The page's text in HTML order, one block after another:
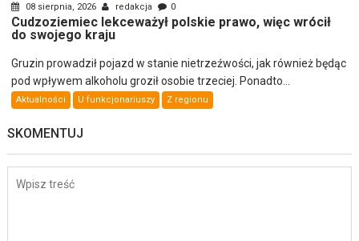
08 sierpnia, 2026 redakcja 0
Cudzoziemiec lekceważył polskie prawo, więc wrócił
do swojego kraju
Gruzin prowadził pojazd w stanie nietrzeźwości, jak również będąc
pod wpływem alkoholu groził osobie trzeciej. Ponadto...
Aktualności U funkcjonariuszy Z regionu
SKOMENTUJ